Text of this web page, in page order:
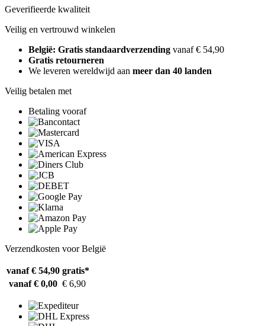
Geverifieerde kwaliteit
Veilig en vertrouwd winkelen
België: Gratis standaardverzending vanaf € 54,90
Gratis retourneren
We leveren wereldwijd aan meer dan 40 landen
Veilig betalen met
Betaling vooraf
Verzendkosten voor België
vanaf € 54,90 gratis*
vanaf € 0,00 € 6,90